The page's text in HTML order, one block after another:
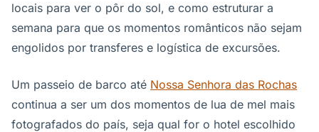
locais para ver o pôr do sol, e como estruturar a
semana para que os momentos românticos não sejam
engolidos por transferes e logística de excursões.
Um passeio de barco até Nossa Senhora das Rochas
continua a ser um dos momentos de lua de mel mais
fotografados do país, seja qual for o hotel escolhido